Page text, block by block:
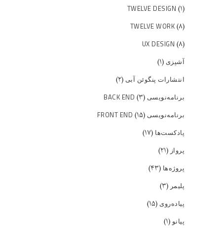
TWELVE DESIGN (۱)
TWELVE WORK (۸)
UX DESIGN (۸)
آشپزی (۱)
انتشارات پنگوئن آبی (۲)
برنامه‌نویسی BACK END (۳)
برنامه‌نویسی FRONT END (۱۵)
پادکست‌ها (۱۷)
پرواز (۲۱)
پروژه‌ها (۴۳)
پلیمر (۳)
پیاده‌روی (۱۵)
پیانو(۱)